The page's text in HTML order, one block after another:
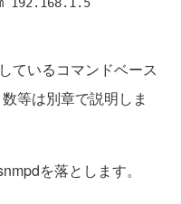
192.168.1.5
ているコマンドベース
等は別章で説明しま
を落とします。